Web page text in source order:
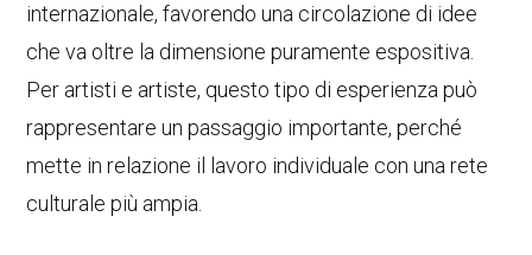
internazionale, favorendo una circolazione di idee
che va oltre la dimensione puramente espositiva.
Per artisti e artiste, questo tipo di esperienza può
rappresentare un passaggio importante, perché
mette in relazione il lavoro individuale con una rete
culturale più ampia.